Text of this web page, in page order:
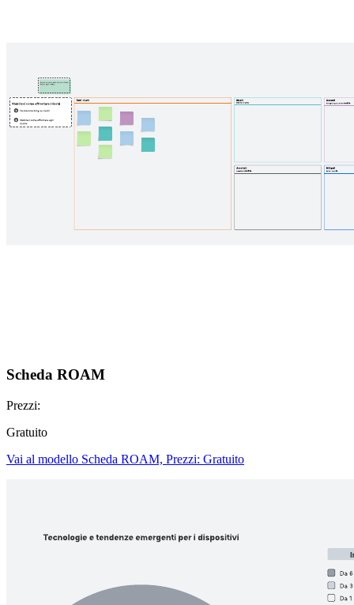
Scheda ROAM
Prezzi:
Gratuito
Vai al modello Scheda ROAM, Prezzi: Gratuito